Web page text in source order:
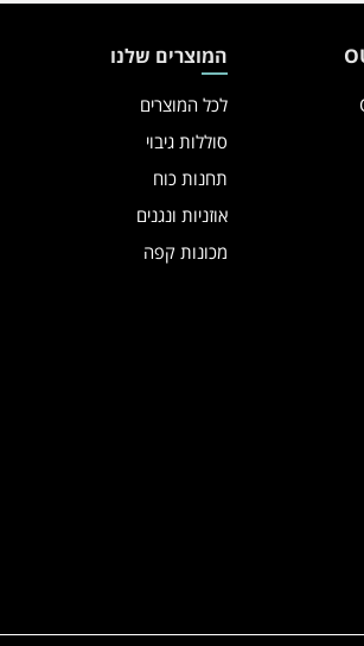
המוצרים שלנו
לכל המוצרים
סוללות גיבוי
תחנות כוח
אוזניות ונגנים
מכונות קפה